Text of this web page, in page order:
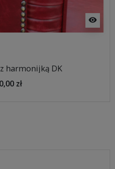
visibility
harmonijką DK
zł